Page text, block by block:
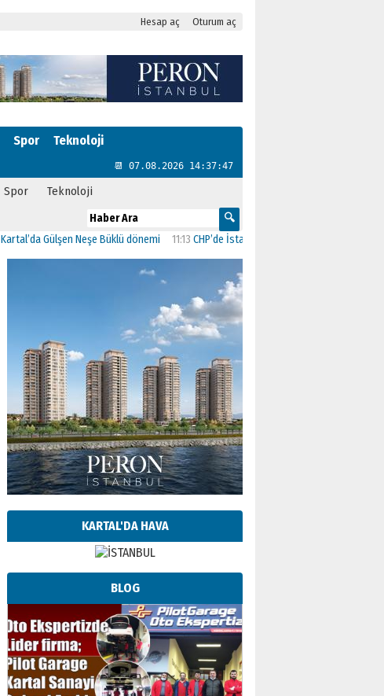
Hesap aç Oturum aç
Spor Teknoloji
📆 07.08.2026 14:37:48
Spor Teknoloji
Gülşen Neşe Büklü dönemi 11:13CHP’de İstanbul’daki 23 İlçenin Başkanları Belli Oldu
KARTAL'DA HAVA
BLOG